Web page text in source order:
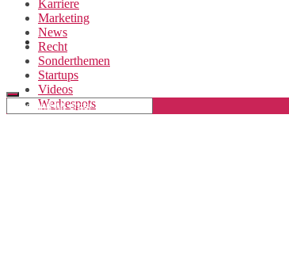
Geschäftskonto eröffnen
Karriere
Marketing
News
Recht
Sonderthemen
Startups
Videos
Werbespots